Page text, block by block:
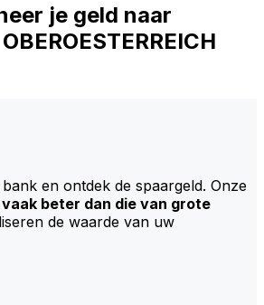
je geld naar
en ontdek de spaargeld. Onze
beter dan die van grote
de waarde van uw